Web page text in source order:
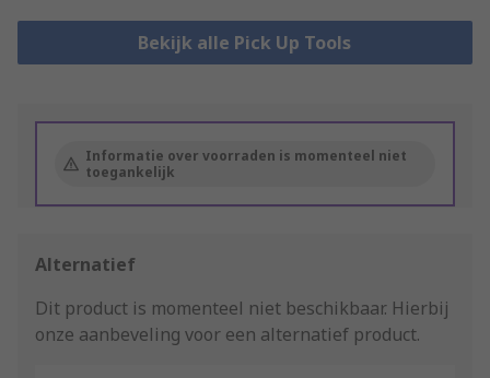
Bekijk alle Pick Up Tools
Informatie over voorraden is momenteel niet
toegankelijk
Alternatief
Dit product is momenteel niet beschikbaar. Hierbij
onze aanbeveling voor een alternatief product.